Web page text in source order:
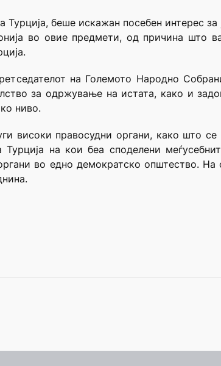
Турција, беше искажан посебен интерес
во овие предмети, од причина што
на Големото Народно
за одржување на истата, како и
ниво.
високи правосудни органи, како што
на кои беа споделени
во едно демократско општество.